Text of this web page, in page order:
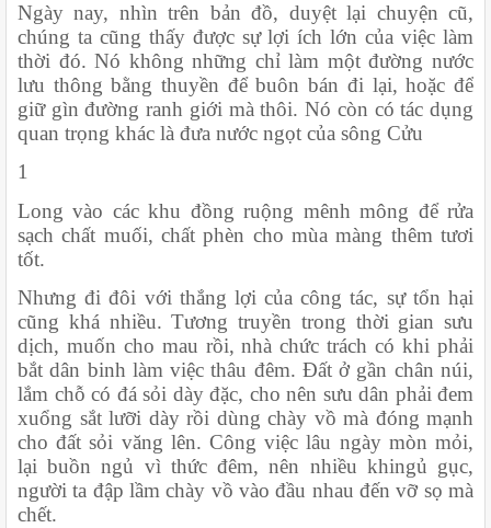
Ngày nay, nhìn trên bản đồ, duyệt lại chuyện cũ,
chúng ta cũng thấy được sự lợi ích lớn của việc làm
thời đó. Nó không những chỉ làm một đường nước
lưu thông bằng thuyền để buôn bán đi lại, hoặc để
giữ gìn đường ranh giới mà thôi. Nó còn có tác dụng
quan trọng khác là đưa nước ngọt của sông Cửu
1
Long vào các khu đồng ruộng mênh mông để rửa
sạch chất muối, chất phèn cho mùa màng thêm tươi
tốt.
Nhưng đi đôi với thắng lợi của công tác, sự tổn hại
cũng khá nhiều. Tương truyền trong thời gian sưu
dịch, muốn cho mau rồi, nhà chức trách có khi phải
bắt dân binh làm việc thâu đêm. Đất ở gần chân núi,
lắm chỗ có đá sỏi dày đặc, cho nên sưu dân phải đem
xuổng sắt lưỡi dày rồi dùng chày vồ mà đóng mạnh
cho đất sỏi văng lên. Công việc lâu ngày mòn mỏi,
lại buồn ngủ vì thức đêm, nên nhiều khingủ gục,
người ta đập lầm chày vồ vào đầu nhau đến vỡ sọ mà
chết.